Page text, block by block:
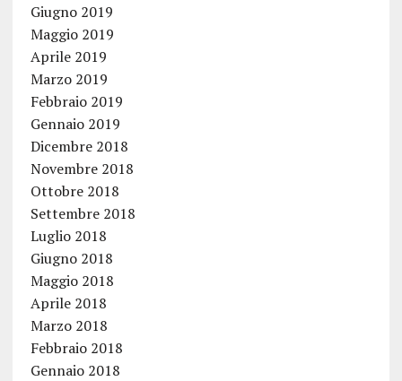
Giugno 2019
Maggio 2019
Aprile 2019
Marzo 2019
Febbraio 2019
Gennaio 2019
Dicembre 2018
Novembre 2018
Ottobre 2018
Settembre 2018
Luglio 2018
Giugno 2018
Maggio 2018
Aprile 2018
Marzo 2018
Febbraio 2018
Gennaio 2018